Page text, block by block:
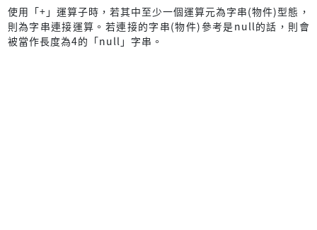
使用「+」運算子時，若其中至少一個運算元為字串(物件)型態，
則為字串連接運算。若連接的字串(物件)參考是null的話，則會
被當作長度為4的「null」字串。